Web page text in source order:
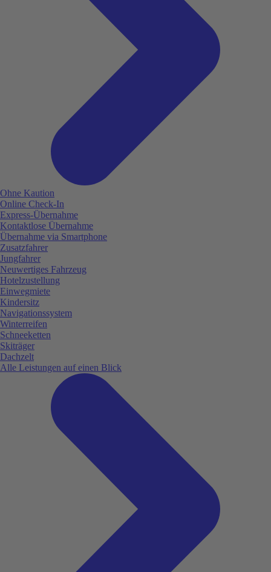
Ohne Kaution
Online Check-In
Express-Übernahme
Kontaktlose Übernahme
Übernahme via Smartphone
Zusatzfahrer
Jungfahrer
Neuwertiges Fahrzeug
Hotelzustellung
Einwegmiete
Kindersitz
Navigationssystem
Winterreifen
Schneeketten
Skiträger
Dachzelt
Alle Leistungen auf einen Blick